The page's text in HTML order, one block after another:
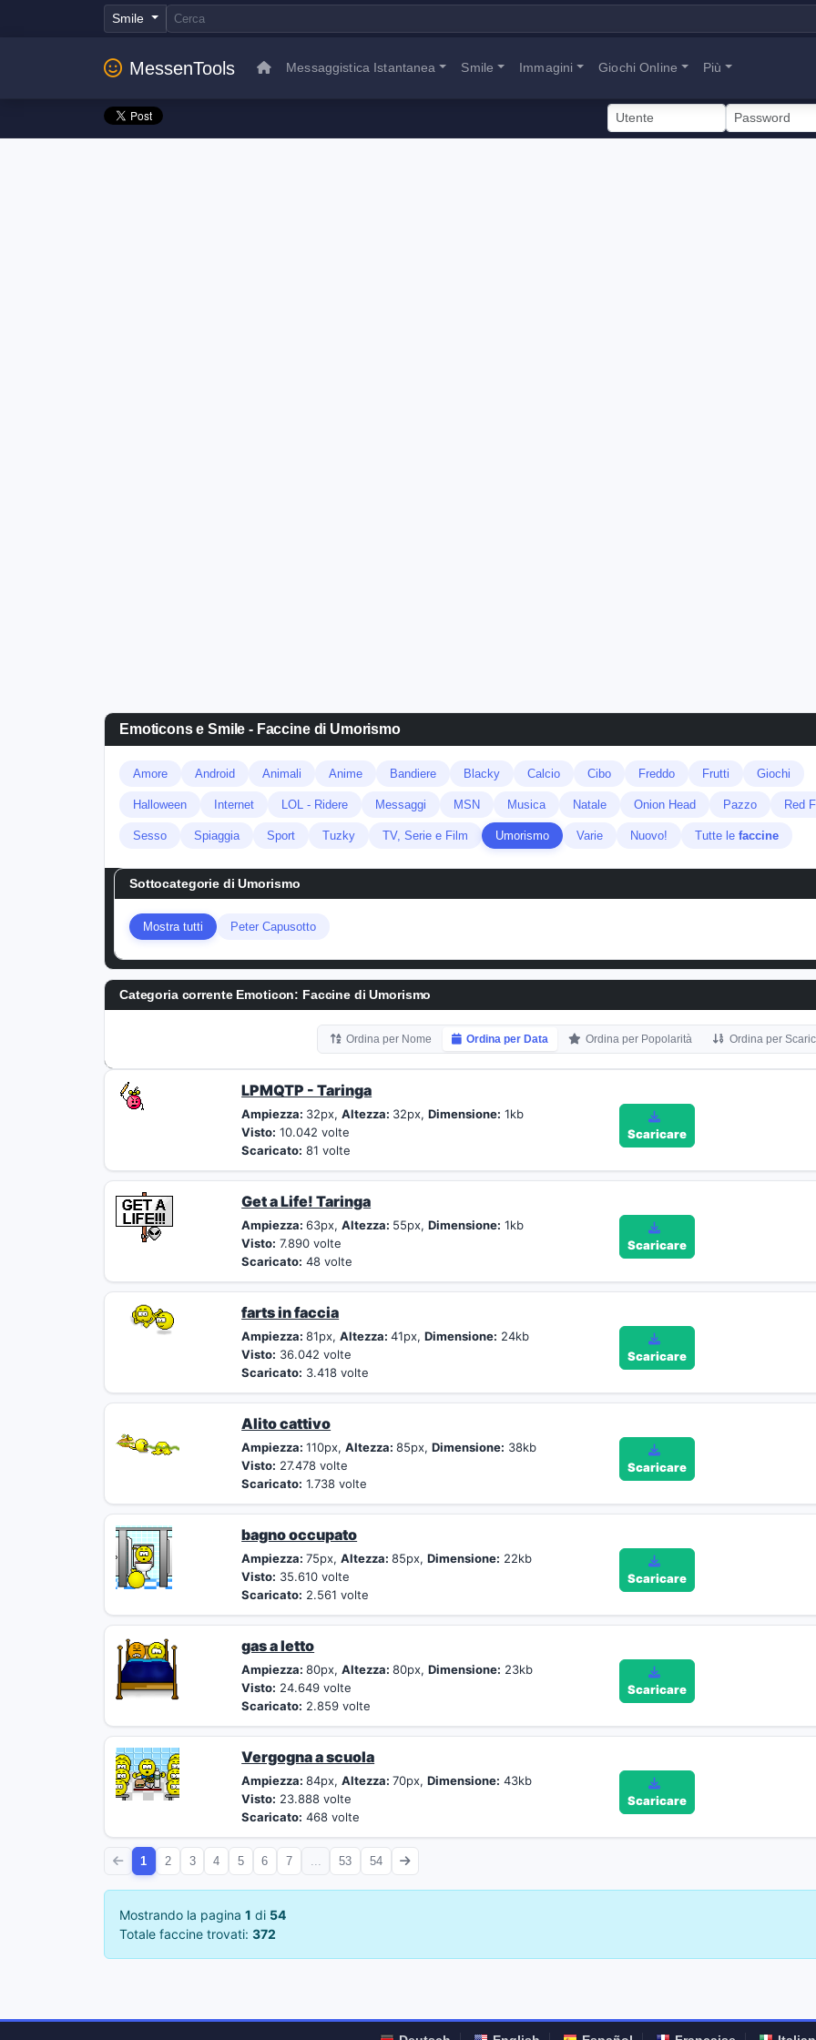
Smile
MessenTools Messaggistica Istantanea Smile Immagini Giochi Online Più
Emoticons e Smile - Faccine di Umorismo
Amore Android Animali Anime Bandiere Blacky Calcio Cibo Freddo Frutti Giochi
Halloween Internet LOL - Ridere Messaggi MSN Musica Natale Onion Head Pazzo Red
Sesso Spiaggia Sport Tuzky TV, Serie e Film Umorismo Varie Nuovo! Tutte le faccine
Sottocategorie diUmorismo
Mostra tutti Peter Capusotto
Categoria corrente Emoticon: Faccine di Umorismo
Ordina per Nome Ordina per Data Ordina per Popolarità Ordina per
LPMQTP - Taringa
Ampiezza: 32px,Altezza: 32px,Dimensione: 1kb
Visto: 10.042 volte
Scaricato: 81 volte
Scaricare
Get a Life! Taringa
Ampiezza:63px,Altezza: 55px,Dimensione: 1kb
Visto: 7.890 volte
Scaricato: 48 volte
Scaricare
farts in faccia
Ampiezza:81px,Altezza:41px,Dimensione: 24kb
Visto: 36.042 volte
Scaricato: 3.418 volte
Scaricare
Alito cattivo
Ampiezza:110px,Altezza:85px,Dimensione: 38kb
Visto: 27.478 volte
Scaricato: 1.738 volte
Scaricare
bagno occupato
Ampiezza:75px,Altezza:85px,Dimensione: 22kb
Visto: 35.610 volte
Scaricato: 2.561 volte
Scaricare
gas a letto
Ampiezza:80px,Altezza:80px,Dimensione: 23kb
Visto: 24.649 volte
Scaricato: 2.859 volte
Scaricare
Vergogna a scuola
Ampiezza:84px,Altezza:70px,Dimensione: 43kb
Visto: 23.888 volte
Scaricato: 468 volte
Scaricare
1 2 3 4 5 6 7 53 54
Mostrando la pagina 1 di 54
Totale faccine trovati: 372